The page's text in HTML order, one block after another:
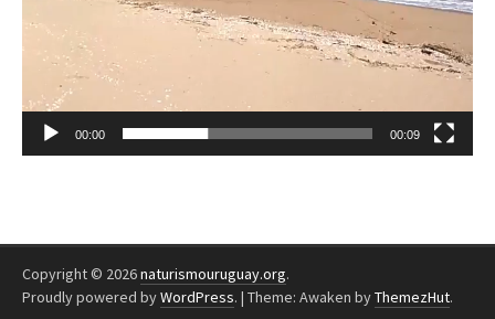
00:00 00:09
Copyright © 2026naturismouruguay.org.
Proudly powered byWordPress. | Theme: Awaken byThemezHut.